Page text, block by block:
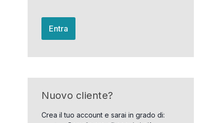
Entra
Nuovo cliente?
Crea il tuo account e sarai in grado di: